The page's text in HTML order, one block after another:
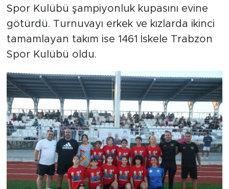
Spor Kulübü şampiyonluk kupasını evine
götürdü. Turnuvayı erkek ve kızlarda ikinci
tamamlayan takım ise 1461 İskele Trabzon
Spor Kulübü oldu.